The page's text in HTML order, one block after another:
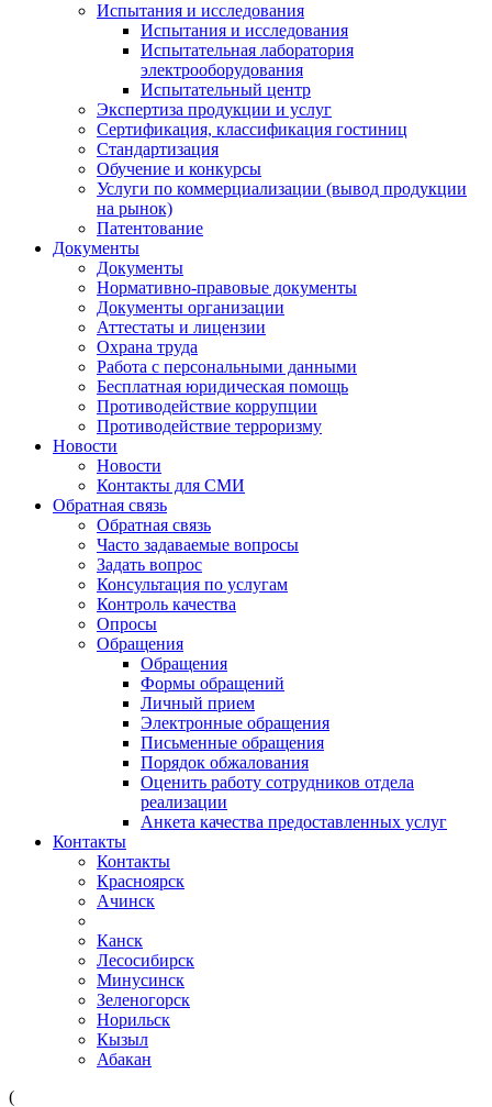
Испытания и исследования
Испытания и исследования
Испытательная лаборатория
электрооборудования
Испытательный центр
Экспертиза продукции и услуг
Сертификация, классификация гостиниц
Стандартизация
Обучение и конкурсы
Услуги по коммерциализации (вывод продукции
на рынок)
Патентование
Документы
Документы
Нормативно-правовые документы
Документы организации
Аттестаты и лицензии
Охрана труда
Работа с персональными данными
Бесплатная юридическая помощь
Противодействие коррупции
Противодействие терроризму
Новости
Новости
Контакты для СМИ
Обратная связь
Обратная связь
Часто задаваемые вопросы
Задать вопрос
Консультация по услугам
Контроль качества
Опросы
Обращения
Обращения
Формы обращений
Личный прием
Электронные обращения
Письменные обращения
Порядок обжалования
Оценить работу сотрудников отдела
реализации
Анкета качества предоставленных услуг
Контакты
Контакты
Красноярск
Ачинск
Канск
Лесосибирск
Минусинск
Зеленогорск
Норильск
Кызыл
Абакан
(